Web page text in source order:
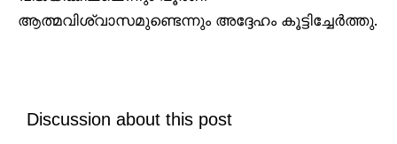
ആത്മവിശ്വാസമുണ്ടെന്നും അദ്ദേഹം കൂട്ടിച്ചേർത്തു.
Discussion about this post